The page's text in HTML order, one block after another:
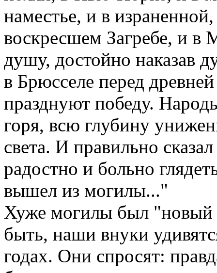
наместье, и в
воскресшем Загребе, и в
душу, достойно наказав
в Брюсселе перед
празднуют победу.
горя, всю глубину
света. И правильно
радостно и больно
вышел из могилы..."
Хуже могилы был "новый
быть, наши внуки
годах. Они спросят: